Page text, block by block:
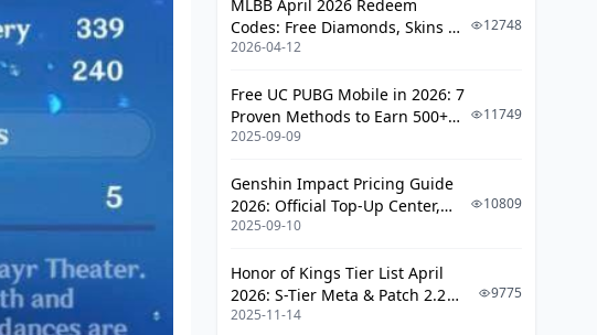
GT 낭비 사례
성능 지표와 측정
DPS/HPS 계산법
도구 추천 (Genshin Optimizer)
개선 지표 추적
업데이트 및 메타 변화
미래 패치 대응
MLBB April 2026 Redeem
Codes: Free Diamonds, Skins &
Starlight Rewards
2026-04-12
12748
Free UC PUBG Mobile in 2026: 7
Proven Methods to Earn 500+
UC (V4.3 & RPA18 Updates)
2025-09-09
11749
Genshin Impact Pricing Guide
2026: Official Top-Up Center,
Platform Differences, and
2025-09-10
10809
Honor of Kings Tier List April
2026: S-Tier Meta & Patch 2.2
Changes
2025-11-14
9775